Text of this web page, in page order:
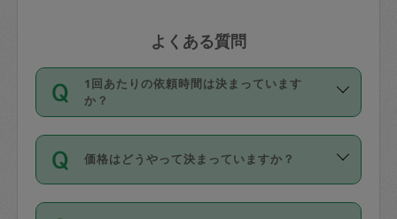
よくある質問
1回あたりの依頼時間は決まっています
か？
依頼1回につき3時間固定です。3時間を
超えて依頼したい場合は、延長機能をご
利用ください。機能をご利用いただくに
価格はどうやって決まっていますか？
11種類の価格帯の中からタスカジさん自